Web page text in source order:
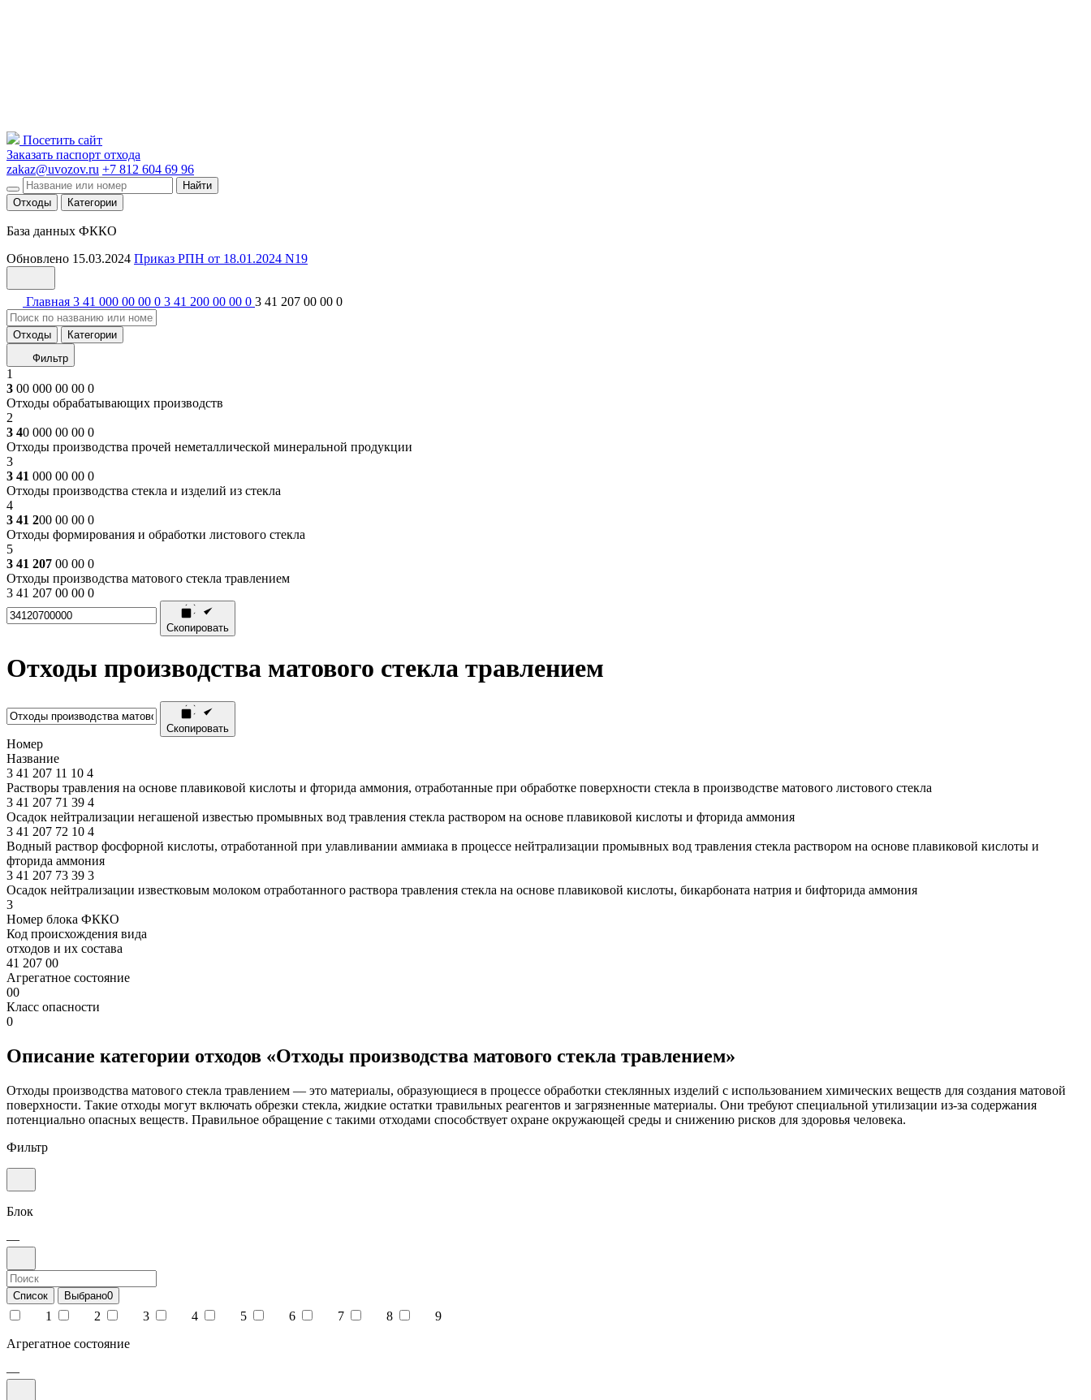
Посетить сайт
Заказать паспорт отхода
zakaz@uvozov.ru +7 812 604 69 96
Найти
Отходы
Категории
База данных ФККО
Обновлено 15.03.2024 Приказ РПН от 18.01.2024 N19
Главная 3 41 000 00 00 0 3 41 200 00 00 0 3 41 207 00 00 0
Отходы
Категории
Фильтр
1
3 00 000 00 00 0
Отходы обрабатывающих производств
2
3 40 000 00 00 0
Отходы производства прочей неметаллической минеральной продукции
3
3 41 000 00 00 0
Отходы производства стекла и изделий из стекла
4
3 41 200 00 00 0
Отходы формирования и обработки листового стекла
5
3 41 207 00 00 0
Отходы производства матового стекла травлением
3 41 207 00 00 0
Скопировать
Отходы производства матового стекла травлением
Скопировать
Номер
Название
3 41 207 11 10 4
Растворы травления на основе плавиковой кислоты и фторида аммония, отработанные при обработке поверхности стекла в производстве матового листового стекла
3 41 207 71 39 4
Осадок нейтрализации негашеной известью промывных вод травления стекла раствором на основе плавиковой кислоты и фторида аммония
3 41 207 72 10 4
Водный раствор фосфорной кислоты, отработанной при улавливании аммиака в процессе нейтрализации промывных вод травления стекла раствором на основе плавиковой кислоты и
фторида аммония
3 41 207 73 39 3
Осадок нейтрализации известковым молоком отработанного раствора травления стекла на основе плавиковой кислоты, бикарбоната натрия и бифторида аммония
3
Номер блока ФККО
Код происхождения вида
отходов и их состава
41 207 00
Агрегатное состояние
00
Класс опасности
0
Описание категории отходов «Отходы производства матового стекла травлением»
Отходы производства матового стекла травлением — это материалы, образующиеся в процессе обработки стеклянных изделий с использованием химических веществ для создания матовой
поверхности. Такие отходы могут включать обрезки стекла, жидкие остатки травильных реагентов и загрязненные материалы. Они требуют специальной утилизации из-за содержания
потенциально опасных веществ. Правильное обращение с такими отходами способствует охране окружающей среды и снижению рисков для здоровья человека.
Фильтр
Блок
—
Список Выбрано0
1 2 3 4 5 6 7 8
9
Агрегатное состояние
—